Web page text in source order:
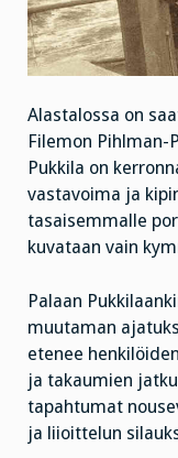
Alastalossa on
Filemon Pihlman-
Pukkila on
vastavoima ja
tasaisemmalle
kuvataan vain
Palaan
muutaman
etenee
ja takaumien
tapahtumat
ja liioittelun